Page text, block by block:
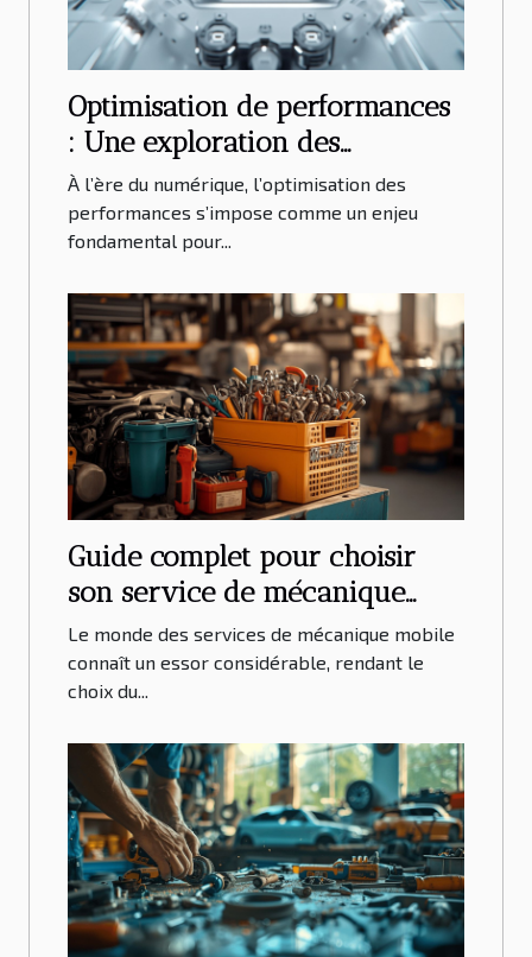
Optimisation de performances
: Une exploration des
technologies modernes
À l’ère du numérique, l’optimisation des
performances s’impose comme un enjeu
fondamental pour...
Guide complet pour choisir
son service de mécanique
mobile
Le monde des services de mécanique mobile
connaît un essor considérable, rendant le
choix du...